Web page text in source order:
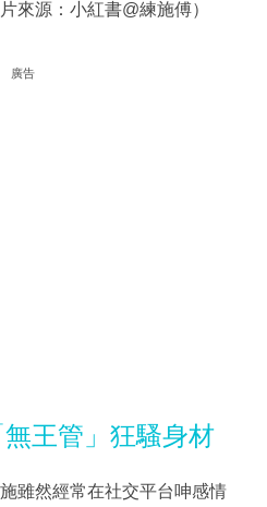
來源：小紅書@練施傅）
廣告
王管」狂騷身材
雖然經常在社交平台呻感情